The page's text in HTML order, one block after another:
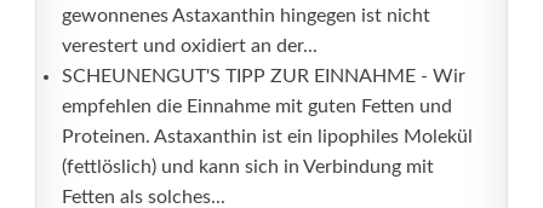
gewonnenes Astaxanthin hingegen ist nicht
verestert und oxidiert an der...
SCHEUNENGUT'S TIPP ZUR EINNAHME - Wir
empfehlen die Einnahme mit guten Fetten und
Proteinen. Astaxanthin ist ein lipophiles Molekül
(fettlöslich) und kann sich in Verbindung mit
Fetten als solches...